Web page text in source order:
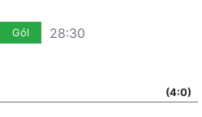
Gól 28:30
(4:0)